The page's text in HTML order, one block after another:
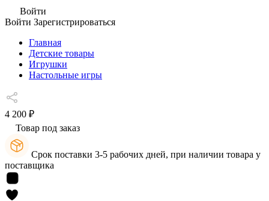
Войти
Войти Зарегистрироваться
Главная
Детские товары
Игрушки
Настольные игры
4 200 ₽
Товар под заказ
Срок поставки 3-5 рабочих дней, при наличии товара у
поставщика